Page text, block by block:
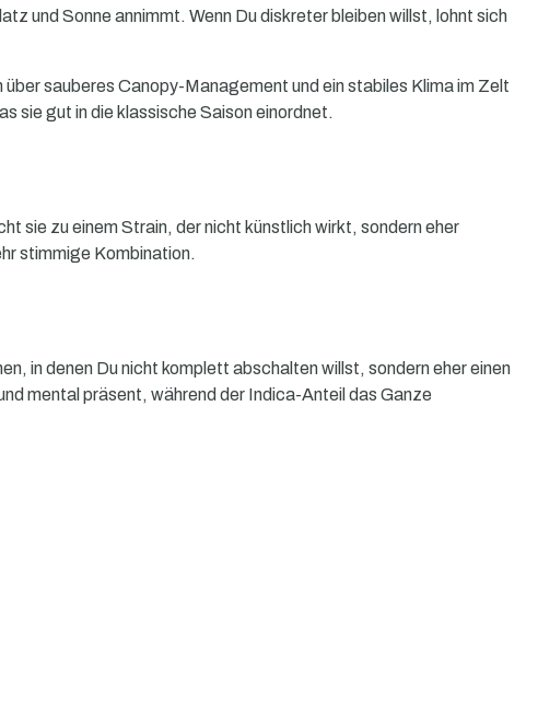
und Sonne annimmt. Wenn Du diskreter bleiben willst, lohnt sich
sauberes Canopy-Management und ein stabiles Klima im Zelt
sie gut in die klassische Saison einordnet.
sie zu einem Strain, der nicht künstlich wirkt, sondern eher
stimmige Kombination.
in denen Du nicht komplett abschalten willst, sondern eher einen
mental präsent, während der Indica-Anteil das Ganze